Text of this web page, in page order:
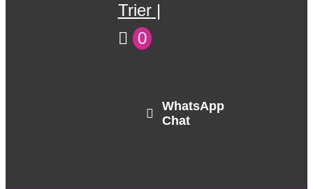
Trier
0
WhatsApp
Chat